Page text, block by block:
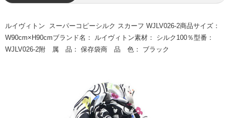
ルイヴィトン スーパーコピーシルク スカーフ WJLV026-2商品サイズ：
W90cm×H90cmブランド名： ルイヴィトン素材： シルク100％型番：
WJLV026-2附 属 品： 保存袋商 品 色： ブラック